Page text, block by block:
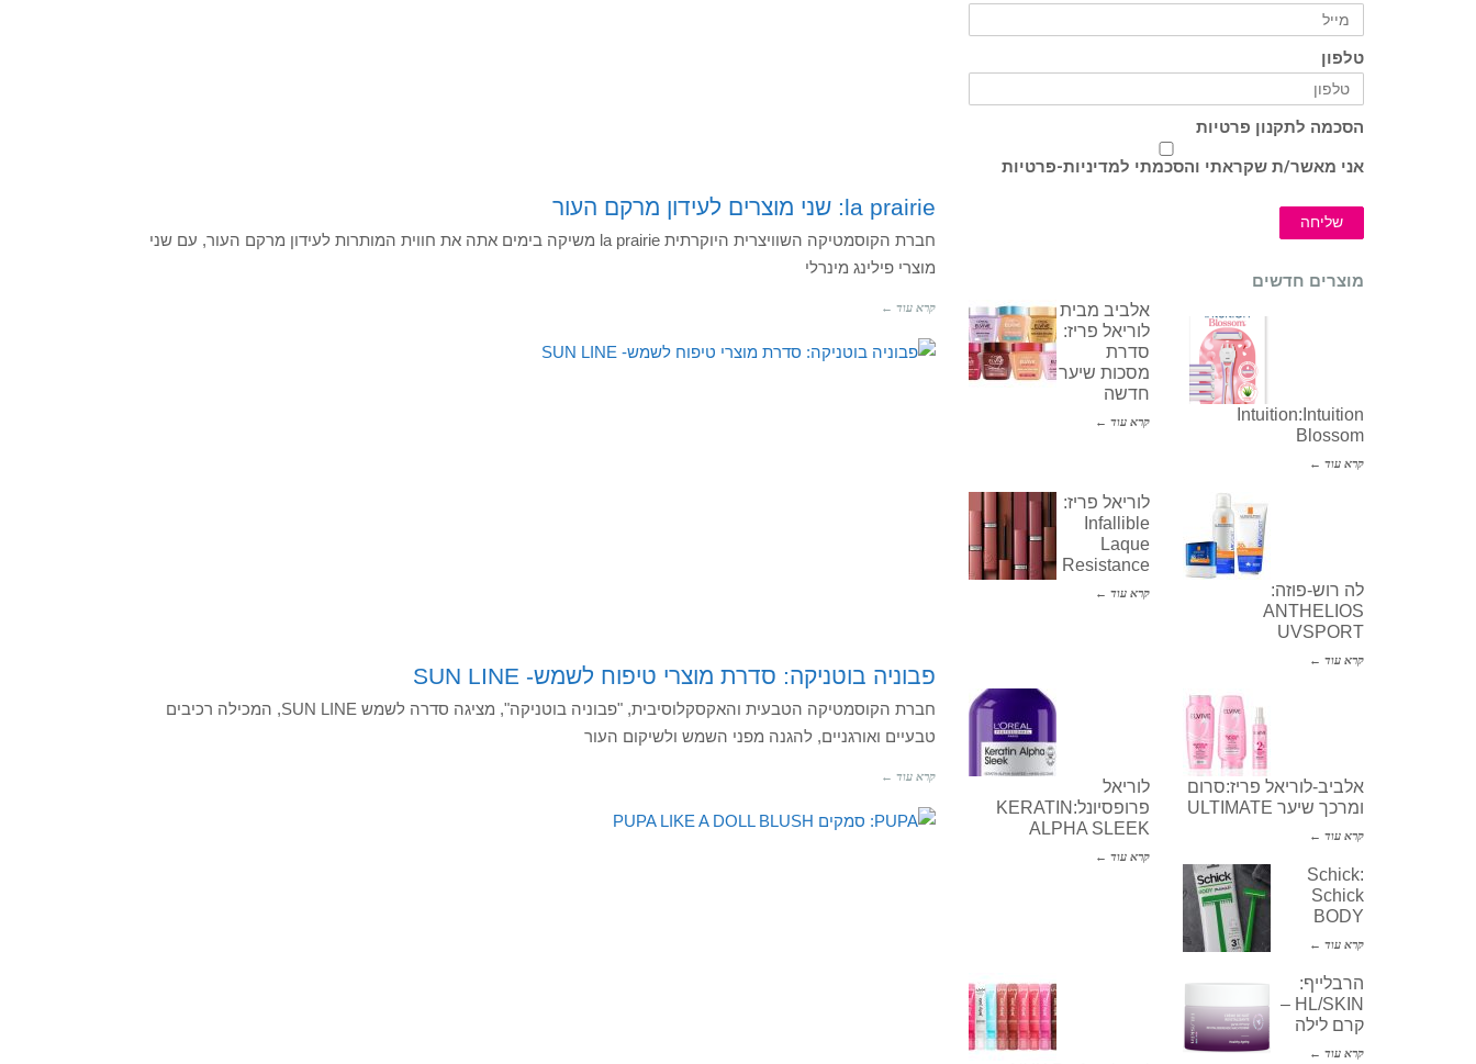
la prairie: שני מוצרים לעידון מרקם העור
חברת הקוסמטיקה השוויצרית היוקרתית la prairie משיקה בימים אתה את חווית המותרות לעידון מרקם העור, עם שני
מוצרי פילינג מינרלי
קרא עוד ←
פבוניה בוטניקה: סדרת מוצרי טיפוח לשמש- SUN LINE
חברת הקוסמטיקה הטבעית והאקסקלוסיבית, "פבוניה בוטניקה", מציגה סדרה לשמש SUN LINE, המכילה רכיבים
טבעיים ואורגניים, להגנה מפני השמש ולשיקום העור
קרא עוד ←
טלפון
הסכמה לתקנון פרטיות
אני מאשר/ת שקראתי והסכמתי למדיניות-פרטיות
שליחה
מוצרים חדשים
אלביב מבית
לוריאל פריז:
סדרת
מסכות שיער
חדשה
קרא עוד ←
Intuition:Intuition
Blossom
קרא עוד ←
לוריאל פריז:
Infallible
Laque
Resistance
קרא עוד ←
לה רוש-פוזה:
ANTHELIOS
UVSPORT
קרא עוד ←
לוריאל
פרופסיונל:KERATIN
ALPHA SLEEK
קרא עוד ←
אלביב-לוריאל פריז:סרום
ומרכך שיער ULTIMATE
קרא עוד ←
Schick:
Schick
BODY
קרא עוד ←
הרבלייף:
HL/SKIN –
קרם לילה
קרא עוד ←